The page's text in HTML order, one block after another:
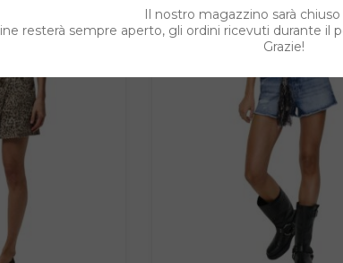
Il nostro magazzino sarà
resterà sempre aperto, gli ordini ricevuti durante il
Grazie!